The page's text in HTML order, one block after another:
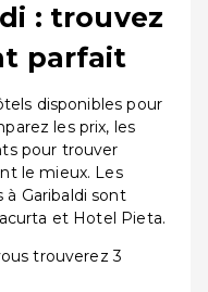
: trouvez
parfait
disponibles pour
les prix, les
pour trouver
le mieux. Les
Garibaldi sont
et Hotel Pieta.
trouverez 3